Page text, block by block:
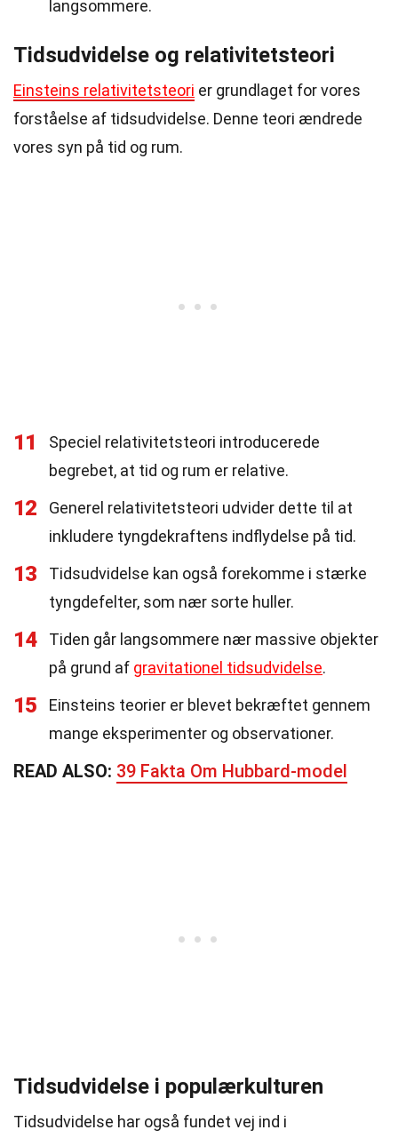
langsommere.
Tidsudvidelse og relativitetsteori
Einsteins relativitetsteori er grundlaget for vores
forståelse af tidsudvidelse. Denne teori ændrede
vores syn på tid og rum.
11
Speciel relativitetsteori introducerede
begrebet, at tid og rum er relative.
12
Generel relativitetsteori udvider dette til at
inkludere tyngdekraftens indflydelse på tid.
13
Tidsudvidelse kan også forekomme i stærke
tyngdefelter, som nær sorte huller.
14
Tiden går langsommere nær massive objekter
på grund af gravitationel tidsudvidelse.
15
Einsteins teorier er blevet bekræftet gennem
mange eksperimenter og observationer.
READ ALSO: 39 Fakta Om Hubbard-model
Tidsudvidelse i populærkulturen
Tidsudvidelse har også fundet vej ind i